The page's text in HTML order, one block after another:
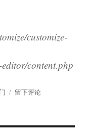
customize-
content.php
于
后
留下评论